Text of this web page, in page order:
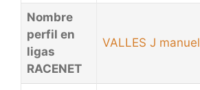
Nombre
perfil en
ligas
RACENET
VALLES J manuel